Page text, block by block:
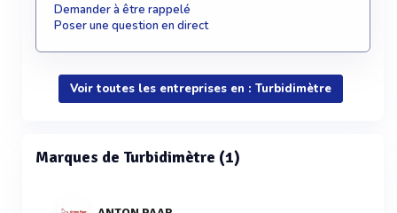
Demander à être rappelé
Poser une question en direct
Voir toutes les entreprises en : Turbidimètre
Marques de Turbidimètre (1)